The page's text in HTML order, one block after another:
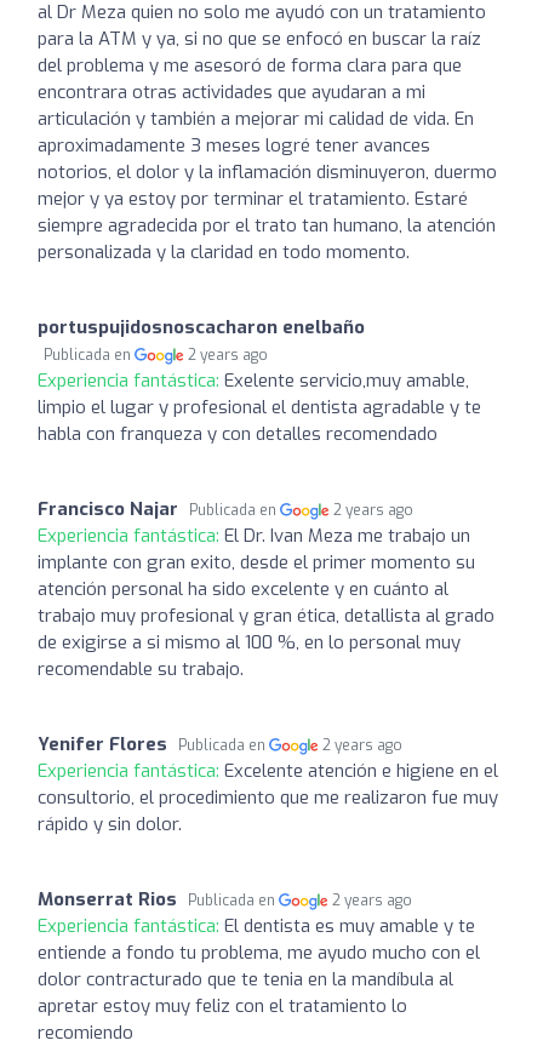
al Dr Meza quien no solo me ayudó con un tratamiento
para la ATM y ya, si no que se enfocó en buscar la raíz
del problema y me asesoró de forma clara para que
encontrara otras actividades que ayudaran a mi
articulación y también a mejorar mi calidad de vida. En
aproximadamente 3 meses logré tener avances
notorios, el dolor y la inflamación disminuyeron, duermo
mejor y ya estoy por terminar el tratamiento. Estaré
siempre agradecida por el trato tan humano, la atención
personalizada y la claridad en todo momento.
portuspujidosnoscacharon enelbaño
Publicada en 2 years ago
Experiencia fantástica: Exelente servicio,muy amable,
limpio el lugar y profesional el dentista agradable y te
habla con franqueza y con detalles recomendado
Francisco Najar Publicada en 2 years ago
Experiencia fantástica: El Dr. Ivan Meza me trabajo un
implante con gran exito, desde el primer momento su
atención personal ha sido excelente y en cuánto al
trabajo muy profesional y gran ética, detallista al grado
de exigirse a si mismo al 100 %, en lo personal muy
recomendable su trabajo.
Yenifer Flores Publicada en 2 years ago
Experiencia fantástica: Excelente atención e higiene en el
consultorio, el procedimiento que me realizaron fue muy
rápido y sin dolor.
Monserrat Rios Publicada en 2 years ago
Experiencia fantástica: El dentista es muy amable y te
entiende a fondo tu problema, me ayudo mucho con el
dolor contracturado que te tenia en la mandíbula al
apretar estoy muy feliz con el tratamiento lo
recomiendo